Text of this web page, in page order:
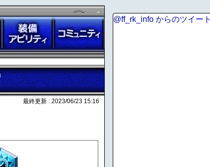
最終更新 : 2023/06/23 15:16
@ff_rk_info からのツイート